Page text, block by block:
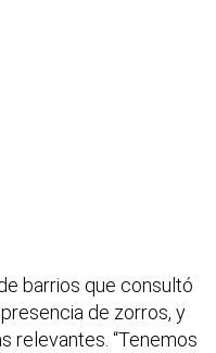
barrios que consultó
de zorros, y
relevantes. “Tenemos